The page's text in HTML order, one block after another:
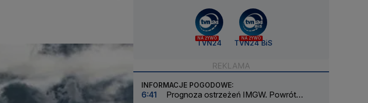
NA ŻYWO
TVN24
NA ŻYWO
TVN24 BiS
INFORMACJE POGODOWE:
6:41
Prognoza ostrzeżeń IMGW. Powrót